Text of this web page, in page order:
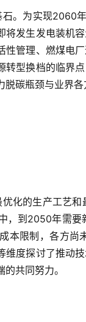
。为实现2060
将发生发电装机
性管理、燃煤电
转型换档的临界
脱碳瓶颈与业界
化的生产工艺
，到2050年需
本限制，各方
维度探讨了推动
共同努力。